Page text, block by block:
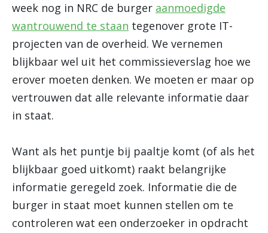
week nog in NRC de burger aanmoedigde
wantrouwend te staan tegenover grote IT-
projecten van de overheid. We vernemen
blijkbaar wel uit het commissieverslag hoe we
erover moeten denken. We moeten er maar op
vertrouwen dat alle relevante informatie daar
in staat.
Want als het puntje bij paaltje komt (of als het
blijkbaar goed uitkomt) raakt belangrijke
informatie geregeld zoek. Informatie die de
burger in staat moet kunnen stellen om te
controleren wat een onderzoeker in opdracht